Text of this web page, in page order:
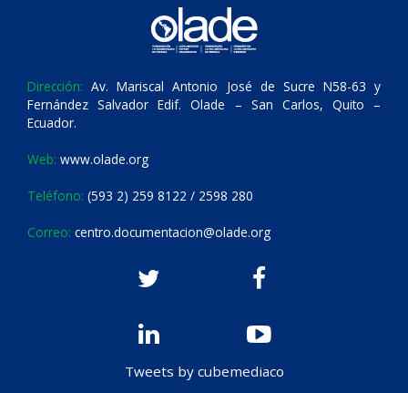
Dirección: Av. Mariscal Antonio José de Sucre N58-63 y
Fernández Salvador Edif. Olade – San Carlos, Quito –
Ecuador.
Web: www.olade.org
Teléfono: (593 2) 259 8122 / 2598 280
Correo: centro.documentacion@olade.org
Tweets by cubemediaco